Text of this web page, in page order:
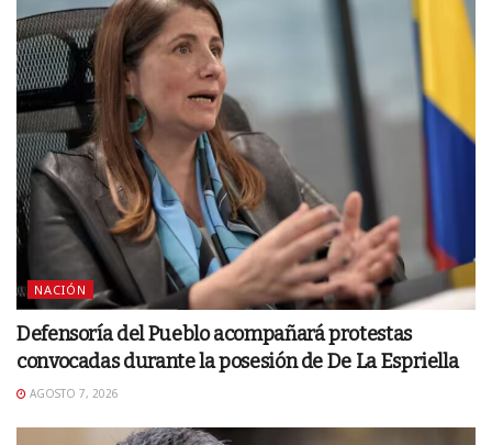
NACIÓN
Defensoría del Pueblo acompañará protestas
convocadas durante la posesión de De La Espriella
AGOSTO 7, 2026